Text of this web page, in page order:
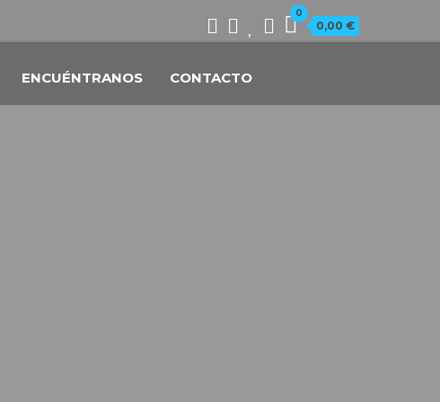
0
0,00 €
ENCUÉNTRANOS CONTACTO